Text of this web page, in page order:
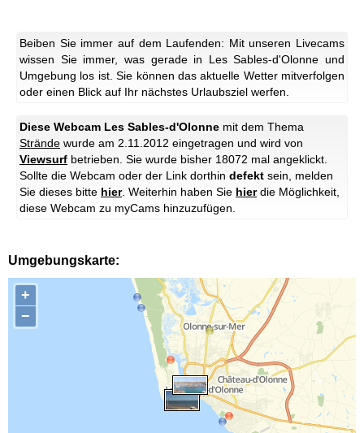
Beiben Sie immer auf dem Laufenden: Mit unseren Livecams
wissen Sie immer, was gerade in Les Sables-d'Olonne und
Umgebung los ist. Sie können das aktuelle Wetter mitverfolgen
oder einen Blick auf Ihr nächstes Urlaubsziel werfen.
Diese Webcam Les Sables-d'Olonne mit dem Thema
Strände wurde am 2.11.2012 eingetragen und wird von
Viewsurf betrieben. Sie wurde bisher 18072 mal angeklickt.
Sollte die Webcam oder der Link dorthin defekt sein, melden
Sie dieses bitte hier. Weiterhin haben Sie hierdie Möglichkeit,
diese Webcam zu myCams hinzuzufügen.
Umgebungskarte:
+
−